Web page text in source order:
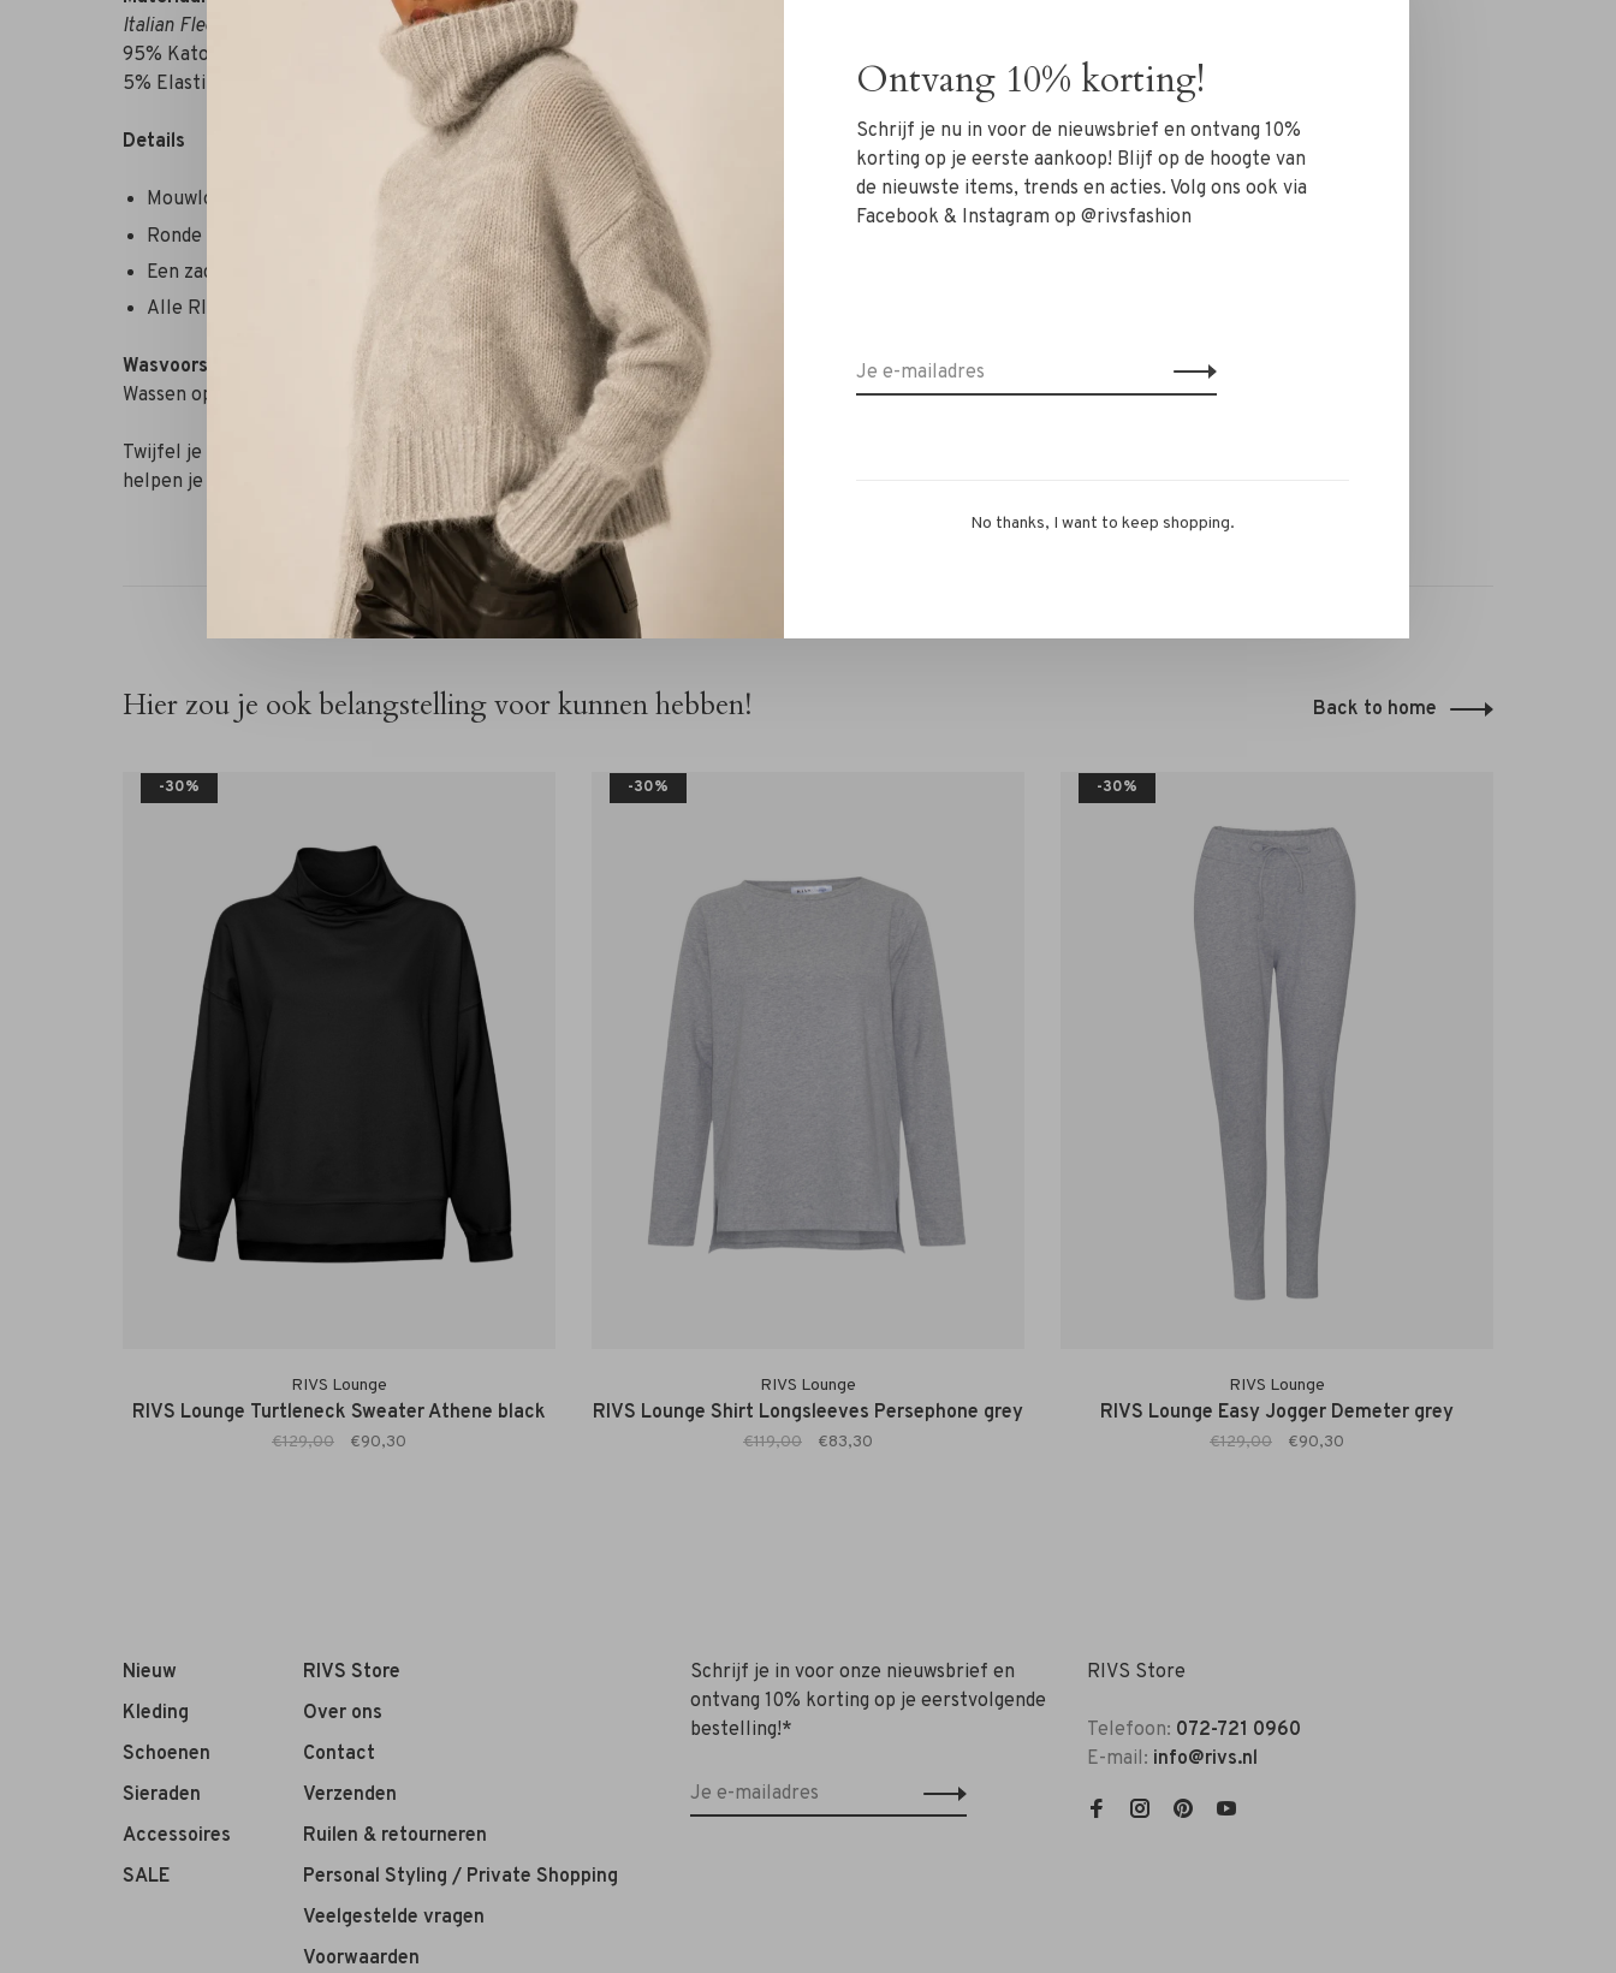
Italian Fleece Compositie
95% Katoen
5% Elastine
Details
Mouwloze top
Ronde hals
Een zachte finish. Gemaakt van luxe trainingsstof voor een heerlijk zacht en comfortabel gevoel
Alle RIVS Lounge items zijn verkrijgbaar in de volgende kleuren:
Wasvoorschrift
Wassen op 30 graden. Je houdt dit kledingstuk het langste mooi door het niet in de droger te doen.
Twijfel je nog over je maat? Neem contact op met ons RIVS-team via de chat of
helpen je graag verder!
Hier zou je ook belangstelling voor kunnen hebben! Back to home
-30%
RIVS Lounge
RIVS Lounge Turtleneck Sweater Athene black
€129,00 €90,30
-30%
RIVS Lounge
RIVS Lounge Shirt Longsleeves Persephone grey
€119,00 €83,30
-30%
RIVS Lounge
RIVS Lounge Easy Jogger Demeter grey
€129,00 €90,30
Nieuw
Kleding
Schoenen
Sieraden
Accessoires
SALE
RIVS Store
Over ons
Contact
Verzenden
Ruilen & retourneren
Personal Styling / Private Shopping
Veelgestelde vragen
Voorwaarden
Schrijf je in voor onze nieuwsbrief en
ontvang 10% korting op je eerstvolgende
bestelling!*
RIVS Store
Telefoon: 072-721 0960
E-mail: info@rivs.nl
Ontvang 10% korting!
Schrijf je nu in voor de nieuwsbrief en ontvang 10%
korting op je eerste aankoop! Blijf op de hoogte van
de nieuwste items, trends en acties. Volg ons ook via
Facebook & Instagram op @rivsfashion
No thanks, I want to keep shopping.